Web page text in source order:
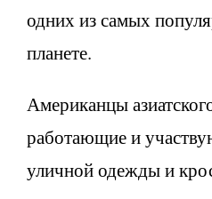
одних из самых
планете.
Американцы
работающие и
уличной одежды и